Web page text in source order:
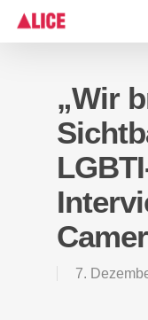
main
„Wir
7.